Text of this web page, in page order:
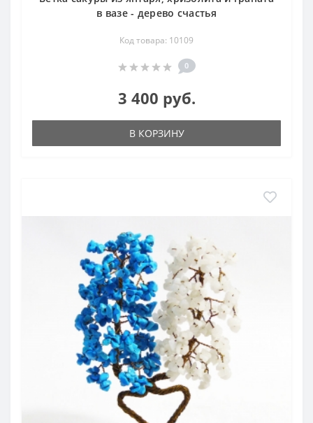
в вазе - дерево счастья
Код товара: 10109
0
3 400 руб.
В КОРЗИНУ